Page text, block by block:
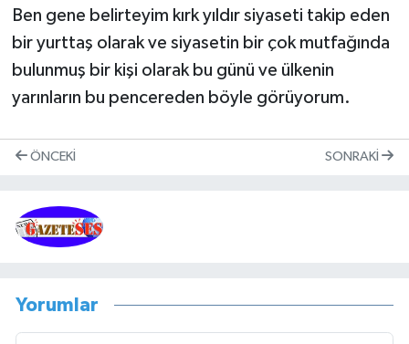
Ben gene belirteyim kırk yıldır siyaseti takip eden
bir yurttaş olarak ve siyasetin bir çok mutfağında
bulunmuş bir kişi olarak bu günü ve ülkenin
yarınların bu pencereden böyle görüyorum.
ÖNCEKI SONRAKI
Yorumlar